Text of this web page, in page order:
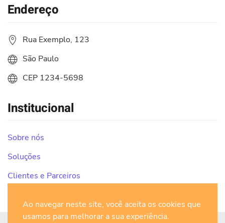
Endereço
Rua Exemplo, 123
São Paulo
CEP 1234-5698
Institucional
Sobre nós
Soluções
Clientes e Parceiros
Ao navegar neste site, você aceita os cookies que
usamos para melhorar a sua experiência.